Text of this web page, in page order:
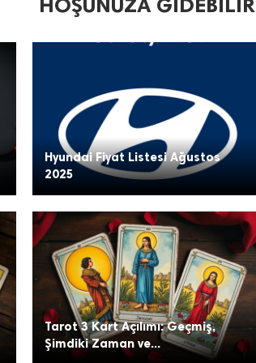
HOŞUNUZA GIDEBILIR
Hyundai Fiyat Listesi Ağustos
2025
Tarot 3 Kart Açılımı: Geçmiş,
Şimdiki Zaman ve...